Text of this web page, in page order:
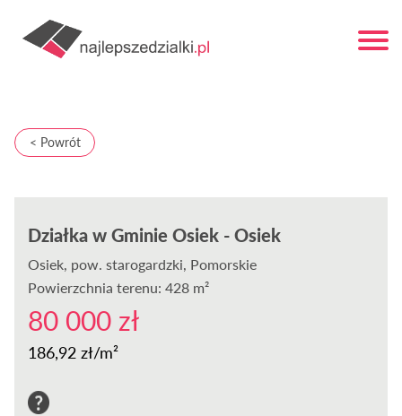
< Powrót
Działka w Gminie Osiek - Osiek
Osiek, pow. starogardzki, Pomorskie
Powierzchnia terenu: 428 m²
80 000 zł
186,92 zł/m²